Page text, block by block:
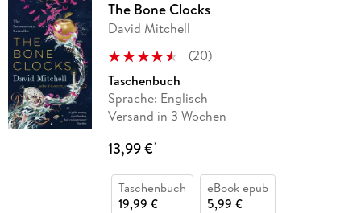
The Bone Clocks
David Mitchell
(20)
Taschenbuch
Sprache: Englisch
Versand in 3 Wochen
13,99 €*
Taschenbuch
19,99 €
eBook epub
5,99 €